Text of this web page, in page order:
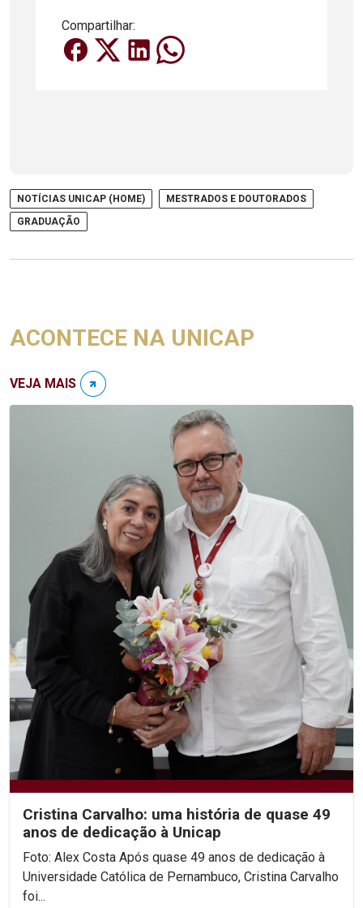
Compartilhar:
NOTÍCIAS UNICAP (HOME)
MESTRADOS E DOUTORADOS
GRADUAÇÃO
ACONTECE NA UNICAP
VEJA MAIS
Cristina Carvalho: uma história de quase 49
anos de dedicação à Unicap
Foto: Alex Costa Após quase 49 anos de dedicação à
Universidade Católica de Pernambuco, Cristina Carvalho
foi...